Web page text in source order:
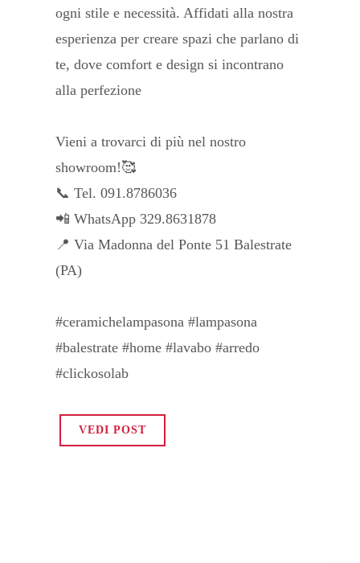
ogni stile e necessità. Affidati alla nostra
esperienza per creare spazi che parlano di
te, dove comfort e design si incontrano
alla perfezione
Vieni a trovarci di più nel nostro
showroom!🥰
📞 Tel. 091.8786036⠀
📲 WhatsApp 329.8631878⠀
📍 Via Madonna del Ponte 51 Balestrate
(PA)⠀
#ceramichelampasona #lampasona
#balestrate #home #lavabo #arredo
#clickosolab
VEDI POST